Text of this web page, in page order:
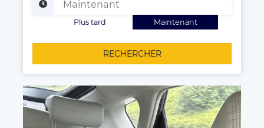
Maintenant
Plus tard
RECHERCHER